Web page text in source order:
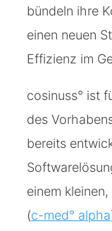
bündeln ihre
einen neuen
Effizienz im
cosinuss° ist
des
bereits
einem
(c-med° alpha